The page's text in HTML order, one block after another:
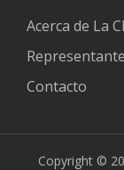
Acerca de La
Representante
Contacto
Copyright ©